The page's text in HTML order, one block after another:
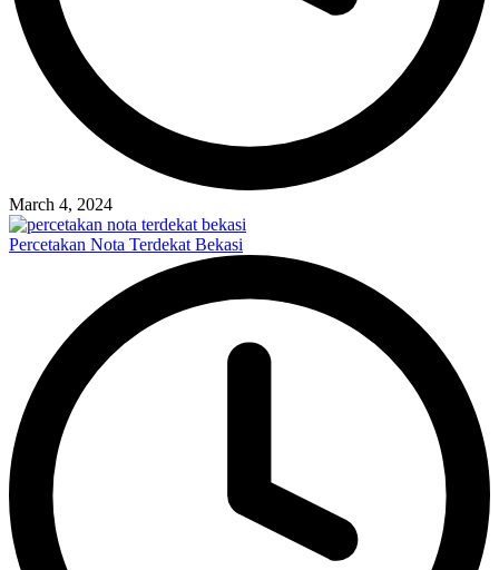
March 4, 2024
Percetakan Nota Terdekat Bekasi